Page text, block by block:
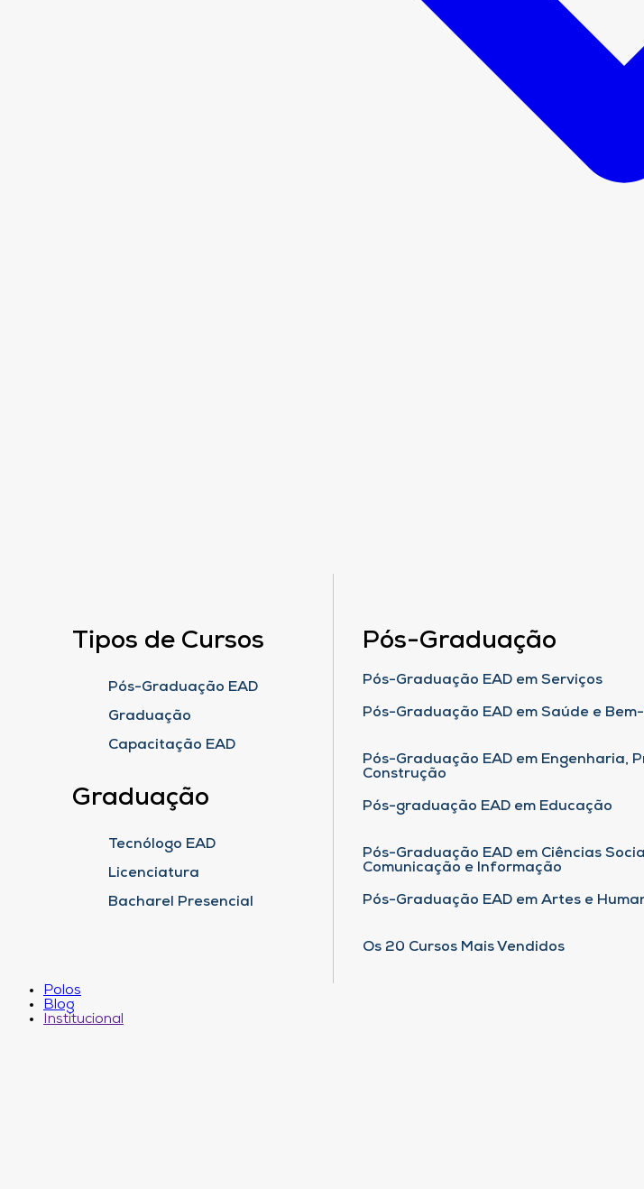
Tipos de Cursos
Pós-Graduação EAD
Graduação
Capacitação EAD
Graduação
Tecnólogo EAD
Licenciatura
Bacharel Presencial
Pós-Graduação
Pós-Graduação EAD em Serviços
Pós-Graduação EAD em Saúde e
Pós-Graduação EAD em Engenharia,
Construção
Pós-graduação EAD em Educação
Pós-Graduação EAD em Ciências
Comunicação e Informação
Pós-Graduação EAD em Artes e
Os 20 Cursos Mais Vendidos
Polos
Blog
Institucional